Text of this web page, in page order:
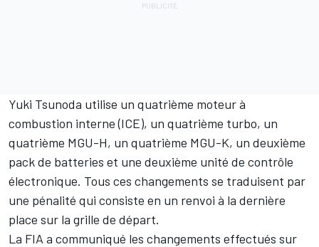
Yuki Tsunoda utilise un quatrième moteur à
combustion interne (ICE), un quatrième turbo, un
quatrième MGU-H, un quatrième MGU-K, un deuxième
pack de batteries et une deuxième unité de contrôle
électronique. Tous ces changements se traduisent par
une pénalité qui consiste en un renvoi à la dernière
place sur la grille de départ.
La FIA a communiqué les changements effectués sur